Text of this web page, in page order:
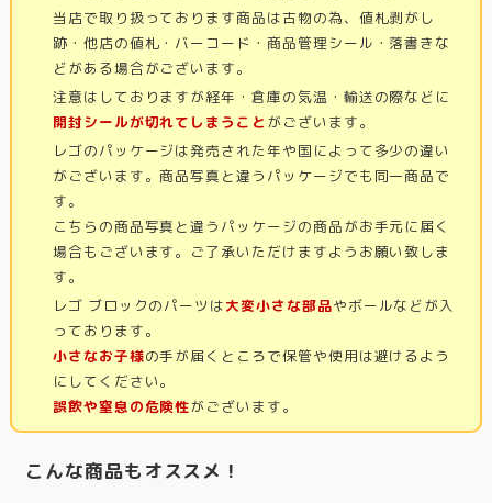
当店で取り扱っております商品は古物の為、値札剥がし
跡・他店の値札・バーコード・商品管理シール・落書きな
どがある場合がございます。
注意はしておりますが経年・倉庫の気温・輸送の際などに
開封シールが切れてしまうこと がございます。
レゴのパッケージは発売された年や国によって多少の違い
がございます。商品写真と違うパッケージでも同一商品で
す。
こちらの商品写真と違うパッケージの商品がお手元に届く
場合もございます。ご了承いただけますようお願い致しま
す。
レゴ ブロックのパーツは大変小さな部品やボールなどが入
っております。
小さなお子様の手が届くところで保管や使用は避けるよう
にしてください。
誤飲や窒息の危険性がございます。
こんな商品もオススメ！